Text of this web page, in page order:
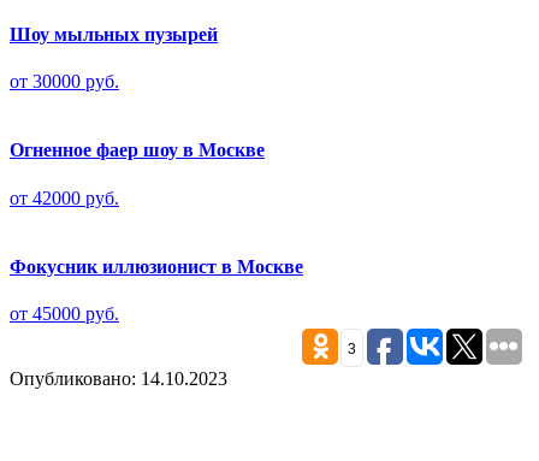
Шоу мыльных пузырей
от 30000 руб.
Огненное фаер шоу в Москве
от 42000 руб.
Фокусник иллюзионист в Москве
от 45000 руб.
3
Опубликовано: 14.10.2023